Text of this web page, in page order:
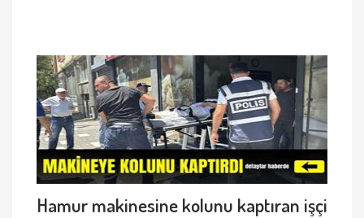
Hamur makinesine kolunu kaptıran işçi